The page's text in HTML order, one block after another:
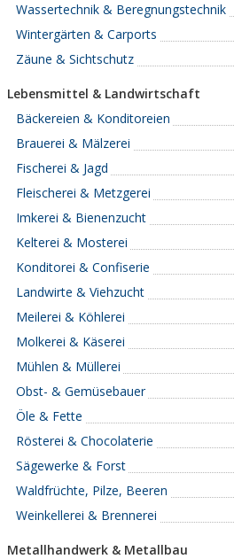
Wassertechnik & Beregnungstechnik
Wintergärten & Carports
Zäune & Sichtschutz
Lebensmittel & Landwirtschaft
Bäckereien & Konditoreien
Brauerei & Mälzerei
Fischerei & Jagd
Fleischerei & Metzgerei
Imkerei & Bienenzucht
Kelterei & Mosterei
Konditorei & Confiserie
Landwirte & Viehzucht
Meilerei & Köhlerei
Molkerei & Käserei
Mühlen & Müllerei
Obst- & Gemüsebauer
Öle & Fette
Rösterei & Chocolaterie
Sägewerke & Forst
Waldfrüchte, Pilze, Beeren
Weinkellerei & Brennerei
Metallhandwerk & Metallbau